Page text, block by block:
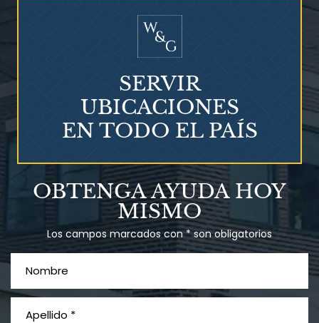
Talco en polvo
Ovary cancer
OBTENGA AYUDA HOY
MISMO
Los campos marcados con * son obligatorios
SERVIR
UBICACIONES
EN TODO EL PAÍS